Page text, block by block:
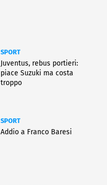
SPORT
Juventus, rebus portieri:
piace Suzuki ma costa
troppo
SPORT
Addio a Franco Baresi